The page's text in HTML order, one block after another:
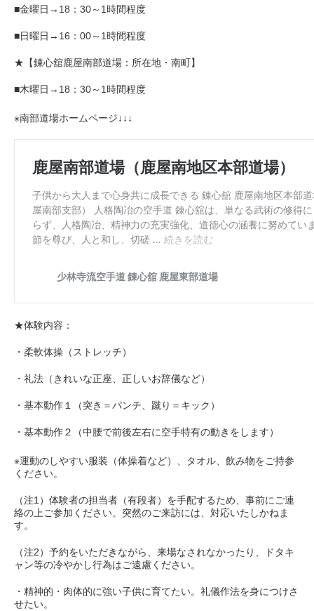
■金曜日→18：30～1時間程度
■日曜日→16：00～1時間程度
★【錬心舘鹿屋南部道場：所在地・南町】
■木曜日→18：30～1時間程度
※南部道場ホームページ↓↓↓
★体験内容：
・柔軟体操（ストレッチ）
・礼法（きれいな正座、正しいお辞儀など）
・基本動作１（突き＝パンチ、蹴り＝キック）
・基本動作２（中腰で前後左右に空手特有の動きをします）
※運動のしやすい服装（体操着など）、タオル、飲み物をご持参
ください。
（注1）体験者の担当者（有段者）を手配するため、事前にご連
絡の上ご参加ください。突然のご来訪には、対応いたしかねま
す。
（注2）予約をいただきながら、来場なされなかったり、ドタキ
ャン等の冷やかし行為はご遠慮ください。
・精神的・肉体的に強い子供に育てたい。礼儀作法を身につけさ
せたい。